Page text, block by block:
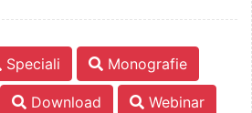
Speciali Monografie
Download Webinar